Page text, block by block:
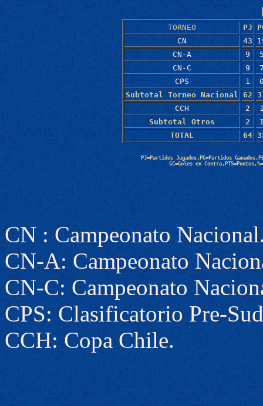
TORNEO PJ
CN
43
CN-A
9
CN-C
9
CPS
1
Subtotal Torneo Nacional
62
CCH
2
Subtotal Otros
2
TOTAL
64
PJ=Partidos Jugados,PG=Partidos
GC=Goles en
CN : Campeonato
CN-A: Campeonato
CN-C: Campeonato
CPS: Clasificatorio Pre-
CCH: Copa Chile.